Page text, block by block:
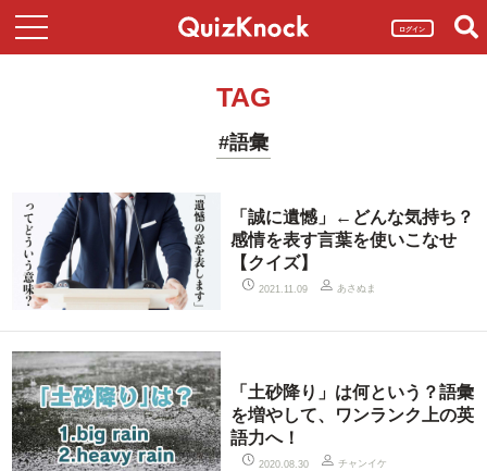
ログイン
TAG
#語彙
「誠に遺憾」←どんな気持ち？
感情を表す言葉を使いこなせ
【クイズ】
2021.11.09 あさぬま
「土砂降り」は何という？語彙
を増やして、ワンランク上の英
語力へ！
2020.08.30 チャンイケ